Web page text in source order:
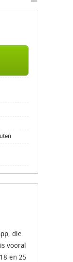
die
vooral
en 25